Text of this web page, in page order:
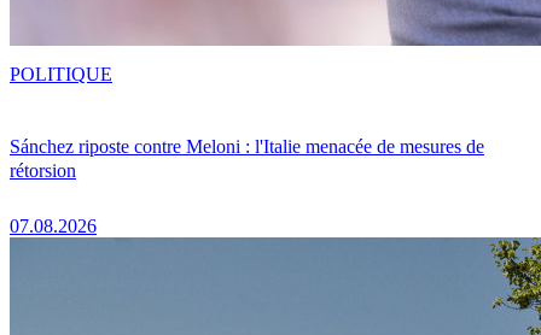
Sánchez riposte contre Meloni : l'Italie menacée de mesures de
rétorsion
07.08.2026
POLITIQUE